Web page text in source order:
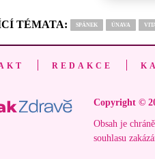
TÉMATA: SPÁNEK ÚNAVA
REDAKCE
Copyright ©
Obsah je
souhlasu